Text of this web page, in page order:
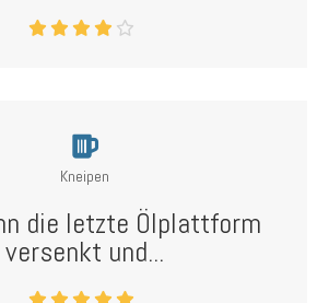
Kneipen
die letzte Ölplattform
versenkt und...